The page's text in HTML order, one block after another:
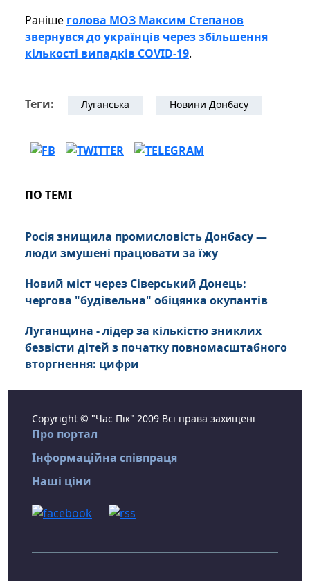
Раніше голова МОЗ Максим Степанов
звернувся до українців через збільшення
кількості випадків COVID-19.
Теги: Луганська Новини Донбасу
ПО ТЕМІ
Росія знищила промисловість Донбасу —
люди змушені працювати за їжу
Новий міст через Сіверський Донець:
чергова "будівельна" обіцянка окупантів
Луганщина - лідер за кількістю зниклих
безвісти дітей з початку повномасштабного
вторгнення: цифри
Copyright © "Час Пік" 2009 Всі права захищені
Про портал
Інформаційна співпраця
Наші ціни